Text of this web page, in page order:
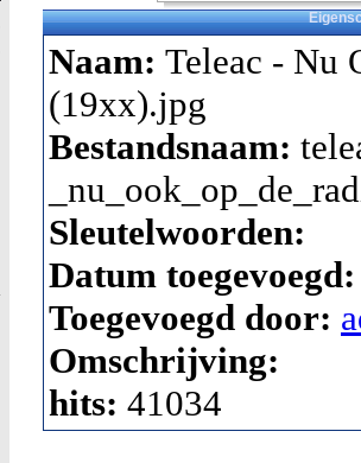
Naam: Teleac - Nu
(19xx).jpg
Bestandsnaam:
Sleutelwoorden:
Datum
Toegevoegd door:
Omschrijving:
hits: 41034